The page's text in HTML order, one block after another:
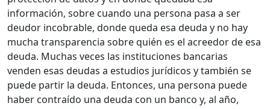
información, sobre cuando una persona pasa a ser
deudor incobrable, donde queda esa deuda y no hay
mucha transparencia sobre quién es el acreedor de esa
deuda. Muchas veces las instituciones bancarias
venden esas deudas a estudios jurídicos y también se
puede partir la deuda. Entonces, una persona puede
haber contraído una deuda con un banco y, al año,